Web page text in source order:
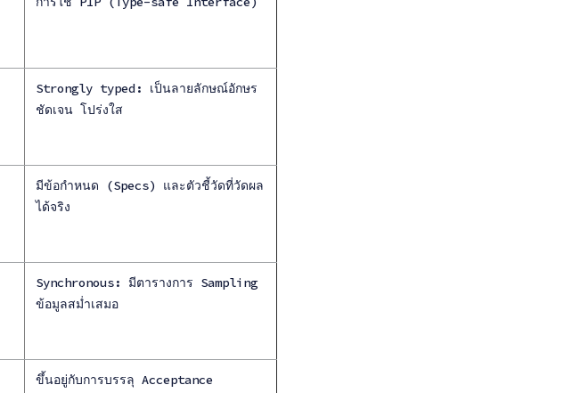
Strongly typed: เป็นลายลักษณ์อักษร
ชัดเจน โปร่งใส
มีข้อกำหนด (Specs) และตัวชี้วัดที่วัดผล
ได้จริง
Synchronous: มีตารางการ Sampling
ข้อมูลสม่ำเสมอ
ขึ้นอยู่กับการบรรลุ Acceptance